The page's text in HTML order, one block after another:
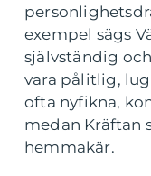
exempel sägs
självständig
vara pålitlig,
ofta nyfikna,
medan Kräftan
hemmakär.